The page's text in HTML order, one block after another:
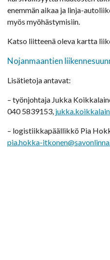
enemmän aikaa ja linja-
myös myöhästymisiin.
Katso liitteenä oleva kartta
Nojanmaantien
Lisätietoja antavat:
– työnjohtaja Jukka
040 5839153,
– logistiikkapäällikkö Pia
pia.hokka-